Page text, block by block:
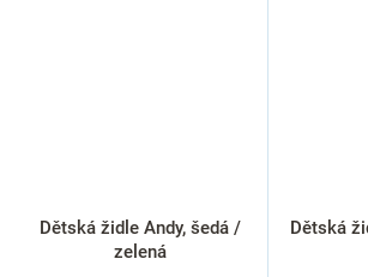
Dětská židle Andy, šedá /
zelená
Dětská